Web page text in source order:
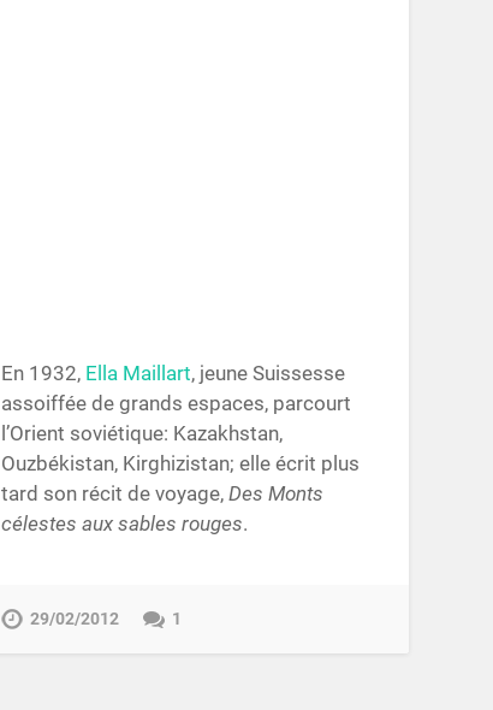
En 1932, Ella Maillart, jeune Suissesse
assoiffée de grands espaces, parcourt
l’Orient soviétique: Kazakhstan,
Ouzbékistan, Kirghizistan; elle écrit plus
tard son récit de voyage, Des Monts
célestes aux sables rouges.
29/02/2012 1